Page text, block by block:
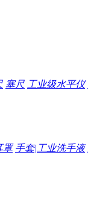
塞尺 工业级水平仪
罩 手套|工业洗手液